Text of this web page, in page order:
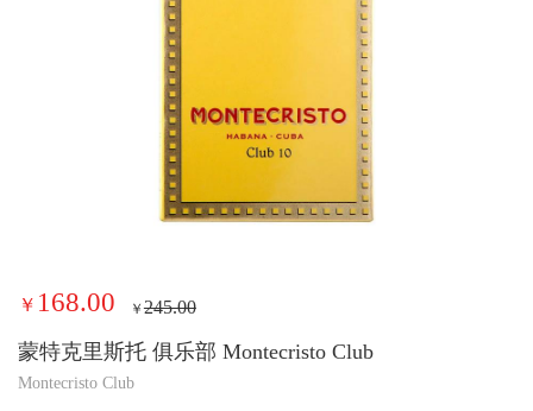
￥ 168.00 ￥245.00
蒙特克里斯托 俱乐部 Montecristo Club
Montecristo Club